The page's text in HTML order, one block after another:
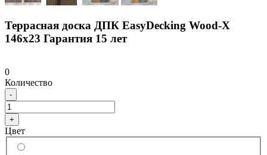
Террасная доска ДПК EasyDecking Wood-X
146х23 Гарантия 15 лет
0
Количество
-
+
Цвет